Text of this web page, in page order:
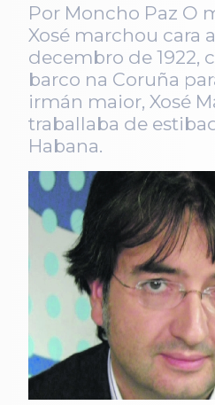
Por Moncho Paz O
Xosé marchou cara
decembro de 1922,
barco na Coruña
irmán maior, Xosé
traballaba de
Habana.